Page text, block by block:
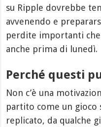
su Ripple dovrebbe
avvenendo e
perdite importanti
anche prima di lunedì.
Perché questi
Non c’è una
partito come un gioco
replicato, da qualche